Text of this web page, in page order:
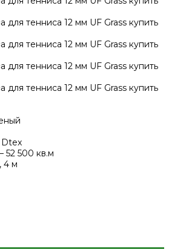
52 500 кв.м
4 м